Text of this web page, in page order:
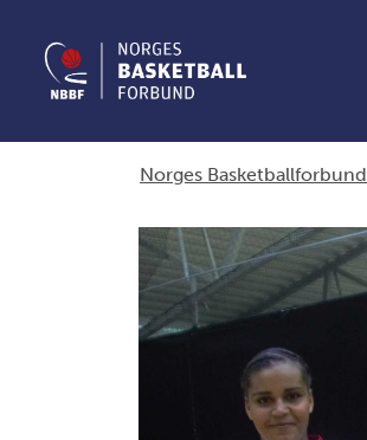
Norges Basketballforbund